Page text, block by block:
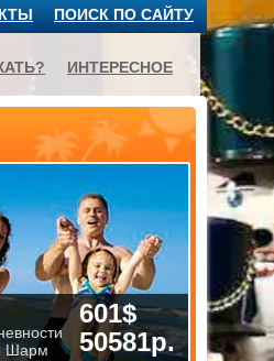
601$
50581р.
Шарм
ПОИСК ПО САЙТУ
ИНТЕРЕСНОЕ